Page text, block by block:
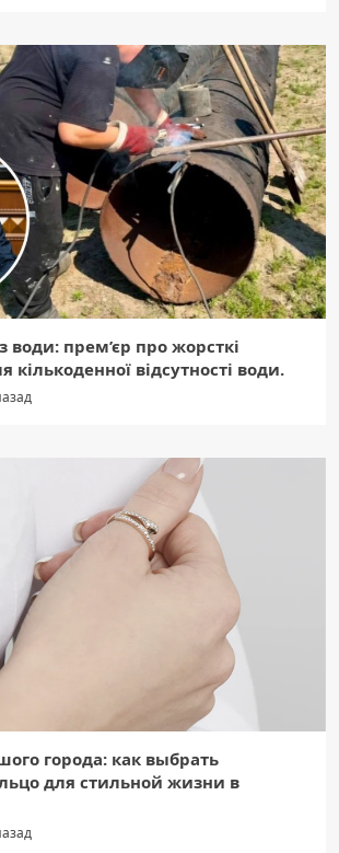
води: прем’єр про жорсткі
кількоденної відсутності води.
города: как выбрать
для стильной жизни в